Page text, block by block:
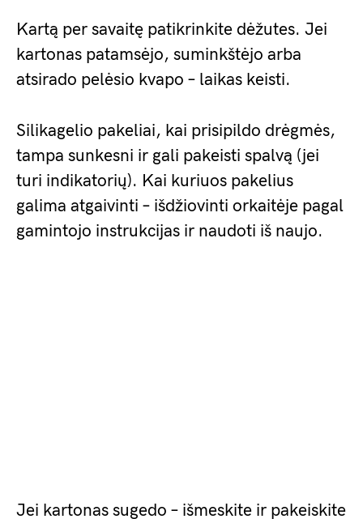
Kartą per savaitę patikrinkite dėžutes. Jei
kartonas patamsėjo, suminkštėjo arba
atsirado pelėsio kvapo – laikas keisti.
Silikagelio pakeliai, kai prisipildo drėgmės,
tampa sunkesni ir gali pakeisti spalvą (jei
turi indikatorių). Kai kuriuos pakelius
galima atgaivinti – išdžiovinti orkaitėje pagal
gamintojo instrukcijas ir naudoti iš naujo.
Jei kartonas sugedo – išmeskite ir pakeiskite